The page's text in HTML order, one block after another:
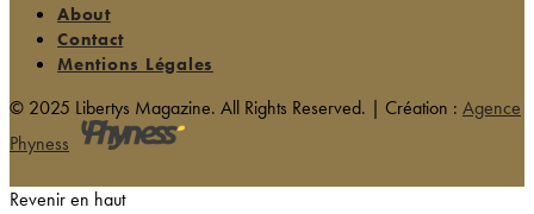
About
Contact
Mentions Légales
© 2025 Libertys Magazine. All Rights Reserved. | Création : Agence
Phyness
Revenir en haut